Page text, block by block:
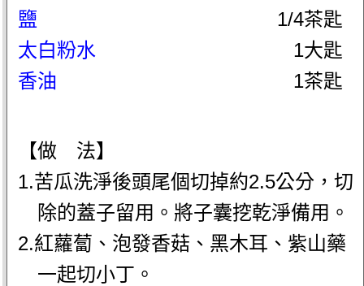
鹽
1/4茶匙
太白粉水
1大匙
香油
1茶匙
【做 法】
1.苦瓜洗淨後頭尾個切掉約2.5公分，切
除的蓋子留用。將子囊挖乾淨備用。
2.紅蘿蔔、泡發香菇、黑木耳、紫山藥
一起切小丁。